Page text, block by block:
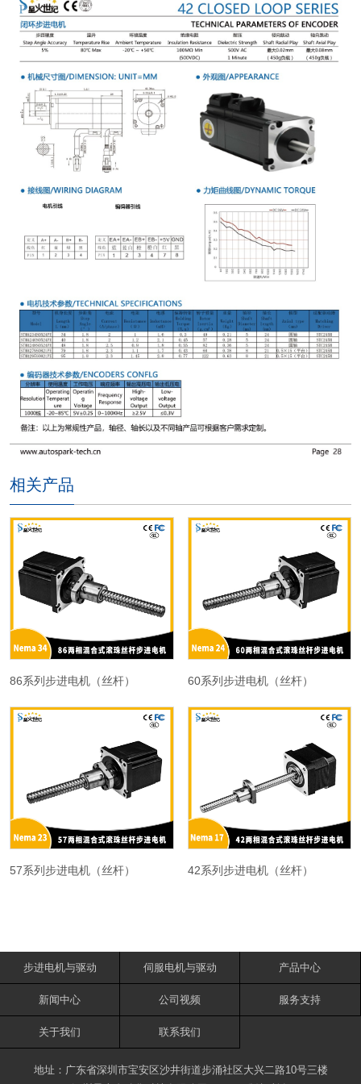
相关产品
86系列步进电机（丝杆） 60系列步进电机（丝杆）
57系列步进电机（丝杆） 42系列步进电机（丝杆）
步进电机与驱动 伺服电机与驱动 产品中心
新闻中心 公司视频 服务支持
关于我们 联系我们
地址：广东省深圳市宝安区沙井街道步涌社区大兴二路10号三楼